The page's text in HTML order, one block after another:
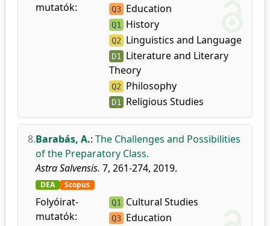
mutatók:
Q3 Education
Q1 History
Q2 Linguistics and Language
D1 Literature and Literary
Theory
Q2 Philosophy
D1 Religious Studies
8.Barabás, A.: The Challenges and Possibilities
of the Preparatory Class.
Astra Salvensis. 7, 261-274, 2019.
DEA Scopus
Folyóirat-
mutatók:
Q1 Cultural Studies
Q3 Education